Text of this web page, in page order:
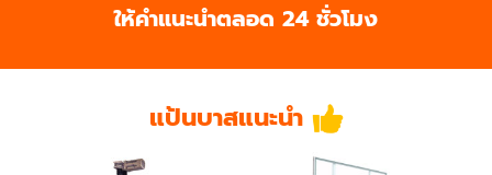
ให้คำแนะนำตลอด 24 ชั่วโมง
แป้นบาสแนะนำ